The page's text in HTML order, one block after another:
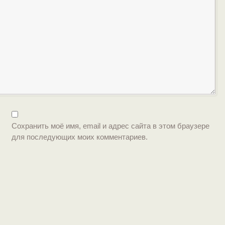
Сохранить моё имя, email и адрес сайта в этом браузере
для последующих моих комментариев.